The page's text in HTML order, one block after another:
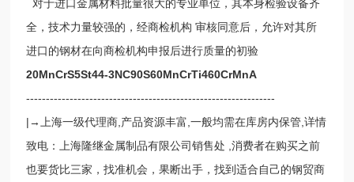
对于进口金属材料批量很大的专业单位，其本身检验设备齐
全，技术力量较强的，经商检机构 审核同意后，允许对其所
进口的钢材在向商检机构申报后进行质量的初验
20MnCrS5St44-3NC90S60MnCrTi460CrMnA
---------------------------------------------------------------
|→上海一级代理商,产品资源丰富,一般均需在库房内保管,详情
致电：上海隆继金属制品有限公司销售处 ,消费者在购买之前
也要货比三家，找准机会，果断出手，找到适合自己的钢贸商